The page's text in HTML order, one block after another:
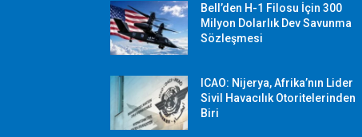
Bell’den H-1 Filosu İçin 300
Milyon Dolarlık Dev Savunma
Sözleşmesi
ICAO: Nijerya, Afrika’nın Lider
Sivil Havacılık Otoritelerinden
Biri